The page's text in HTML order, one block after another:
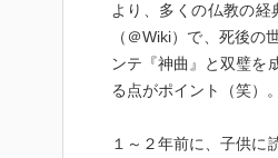
より、多くの仏教の
（＠Wiki）で、死後
ンテ『神曲』と双璧を
る点がポイント（笑）。
１～２年前に、子供に